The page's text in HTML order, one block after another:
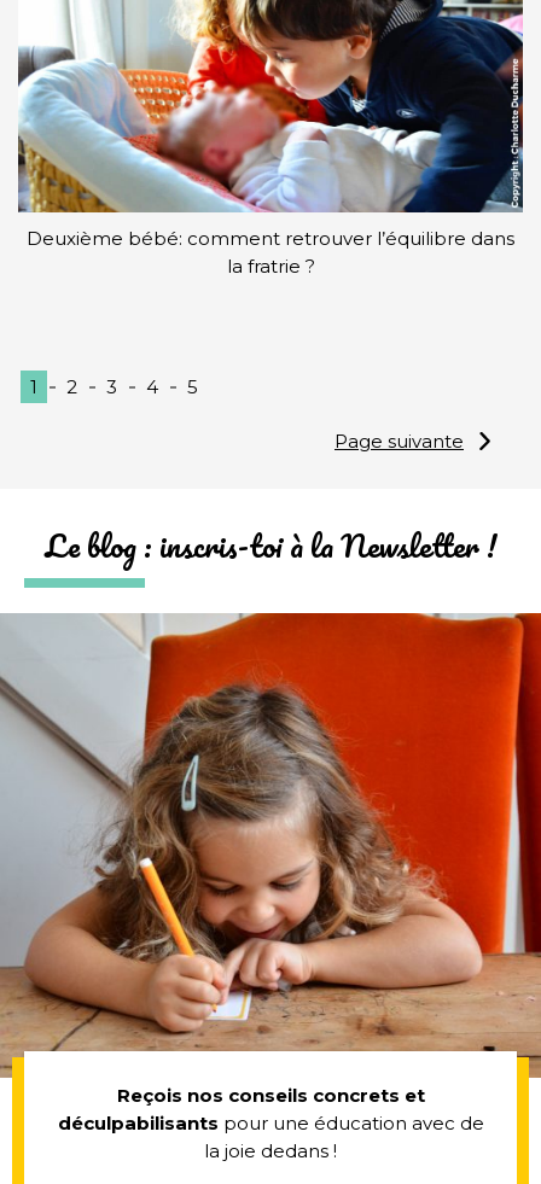
Deuxième bébé: comment retrouver l’équilibre dans
la fratrie ?
1 2 3 4 5
Page suivante
Le blog : inscris-toi à la Newsletter !
Reçois nos conseils concrets et
déculpabilisants pour une éducation avec de
la joie dedans !